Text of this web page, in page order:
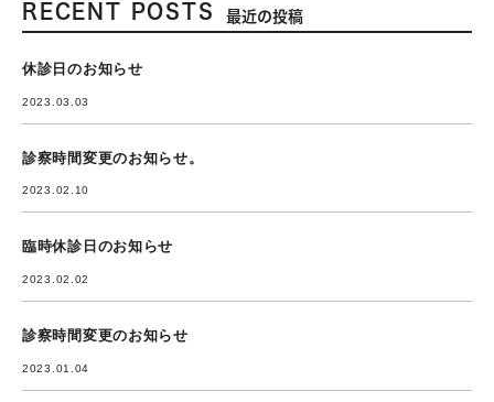
RECENT POSTS 最近の投稿
休診日のお知らせ
2023.03.03
診察時間変更のお知らせ。
2023.02.10
臨時休診日のお知らせ
2023.02.02
診察時間変更のお知らせ
2023.01.04